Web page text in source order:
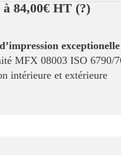
à 84,00€ HT (?)
exceptionelle
MFX 08003 ISO 6790/
intérieure et extérieure